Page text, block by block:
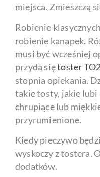
miejsca. Zmieszczą
Robienie
robienie kanapek.
musi być wcześniej
przyda siętoster
stopnia opiekania.
takie tosty, jakie lubi
chrupiące lub
przyrumienione.
Kiedy pieczywo
wyskoczy z tostera.
dodatków.